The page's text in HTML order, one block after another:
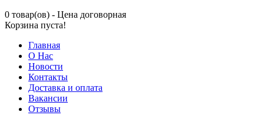
0 товар(ов) - Цена договорная
Корзина пуста!
Главная
О Нас
Новости
Контакты
Доставка и оплата
Вакансии
Отзывы